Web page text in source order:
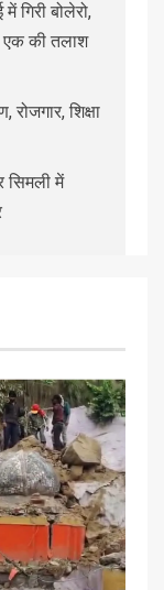
गिरी बोलेरो,
एक की तलाश
शिक्षा
सिमली में